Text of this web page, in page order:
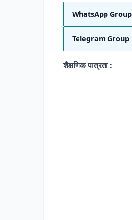
WhatsApp Group
Telegram Group
शैक्षणिक पात्रता :